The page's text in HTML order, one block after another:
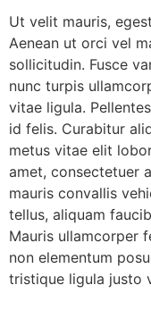
Ut velit mauris,
Aenean ut orci vel
sollicitudin. Fusce
nunc turpis
vitae ligula.
id felis. Curabitur
metus vitae elit
amet, consectetuer
mauris convallis
tellus, aliquam
Mauris ullamcorper
non elementum
tristique ligula justo